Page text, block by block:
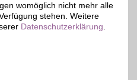
Nani's Kinderparadies - Idee + Spiel-Fachgeschäft
womöglich nicht mehr alle
stehen. Weitere
Datenschutzerklärung